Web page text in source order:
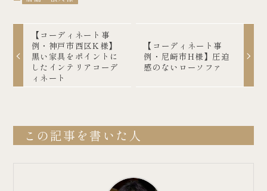
【コーディネート事
例・神戸市西区K様】
黒い家具をポイントに
したインテリアコーデ
ィネート
【コーディネート事
例・尼崎市H様】圧迫
感のないローソファ
この記事を書いた人